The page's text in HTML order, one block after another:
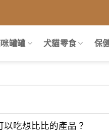
罐罐 犬貓零食 保
吃想比比的產品？